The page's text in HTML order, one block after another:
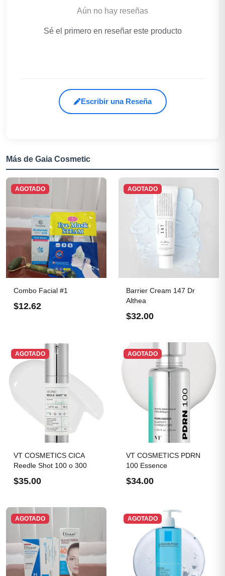
Aún no hay reseñas
Sé el primero en reseñar este producto
Escribir una Reseña
Más de Gaia Cosmetic
AGOTADO
Combo Facial #1
$12.62
AGOTADO
Barrier Cream 147 Dr
Althea
$32.00
AGOTADO
VT COSMETICS CICA
Reedle Shot 100 o 300
$35.00
AGOTADO
VT COSMETICS PDRN
100 Essence
$34.00
AGOTADO AGOTADO